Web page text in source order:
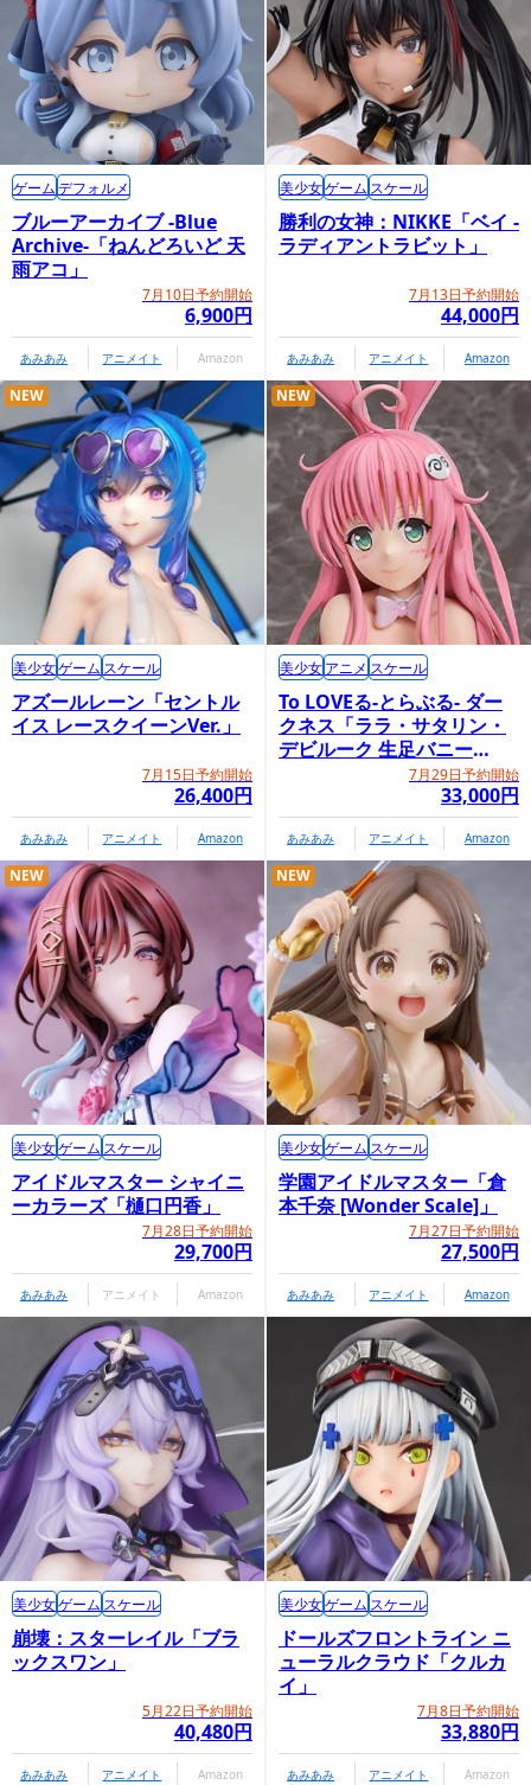
ブルーアーカイブ -Blue
Archive-「ねんどろいど 天
雨アコ」
7月10日予約開始
6,900円
ゲームデフォルメ
あみあみ アニメイト Amazon
勝利の女神：NIKKE「ベイ -
ラディアントラビット」
7月13日予約開始
44,000円
美少女ゲーム スケール
あみあみ アニメイト Amazon
アズールレーン「セントル
イス レースクイーンVer.」
7月15日予約開始
26,400円
NEW
美少女ゲーム スケール
あみあみ アニメイト Amazon
To LOVEる-とらぶる- ダー
クネス「ララ・サタリン・
デビルーク 生足バニー
7月29日予約開始
33,000円
NEW
美少女アニメ スケール
あみあみ アニメイト Amazon
アイドルマスター シャイニ
ーカラーズ「樋口円香」
7月28日予約開始
29,700円
NEW
美少女ゲーム スケール
あみあみ アニメイト Amazon
学園アイドルマスター「倉
本千奈 [Wonder Scale]」
7月27日予約開始
27,500円
NEW
美少女ゲーム スケール
あみあみ アニメイト Amazon
崩壊：スターレイル「ブラ
ックスワン」
5月22日予約開始
40,480円
美少女ゲーム スケール
あみあみ アニメイト Amazon
ドールズフロントライン ニ
ューラルクラウド「クルカ
イ」
7月8日予約開始
33,880円
美少女ゲーム スケール
あみあみ アニメイト Amazon